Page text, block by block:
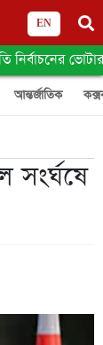
EN
নির্বাচনের
আন্তর্জাতিক
সংর্ঘষে